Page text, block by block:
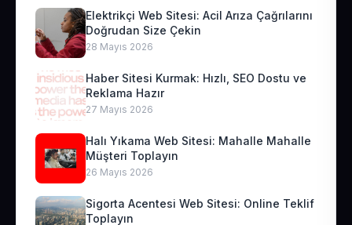
Elektrikçi Web Sitesi: Acil Arıza Çağrılarını
Doğrudan Size Çekin
28 Mayıs 2026
Haber Sitesi Kurmak: Hızlı, SEO Dostu ve
Reklama Hazır
27 Mayıs 2026
Halı Yıkama Web Sitesi: Mahalle Mahalle
Müşteri Toplayın
26 Mayıs 2026
Sigorta Acentesi Web Sitesi: Online Teklif
Toplayın